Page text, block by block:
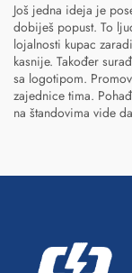
Još jedna ideja je
dobiješ popust. To
lojalnosti kupac
kasnije. Također
sa logotipom.
zajednice tima.
na štandovima vide